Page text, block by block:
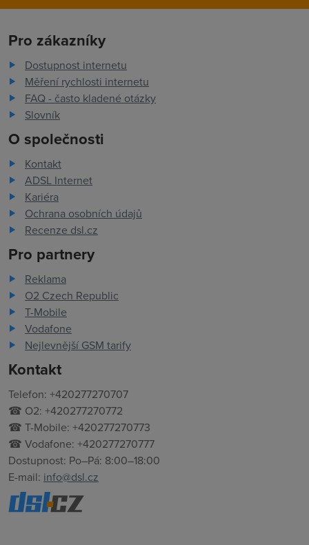
Pro zákazníky
Dostupnost internetu
Měření rychlosti internetu
FAQ - často kladené otázky
Slovník
O společnosti
Kontakt
ADSL Internet
Kariéra
Ochrana osobních údajů
Recenze dsl.cz
Pro partnery
Reklama
O2 Czech Republic
T-Mobile
Vodafone
Nejlevnější GSM tarify
Kontakt
Telefon: +420277270707
☎ O2: +420277270772
☎ T-Mobile: +420277270773
☎ Vodafone: +420277270777
Dostupnost: Po–Pá: 8:00–18:00
E-mail: info@dsl.cz